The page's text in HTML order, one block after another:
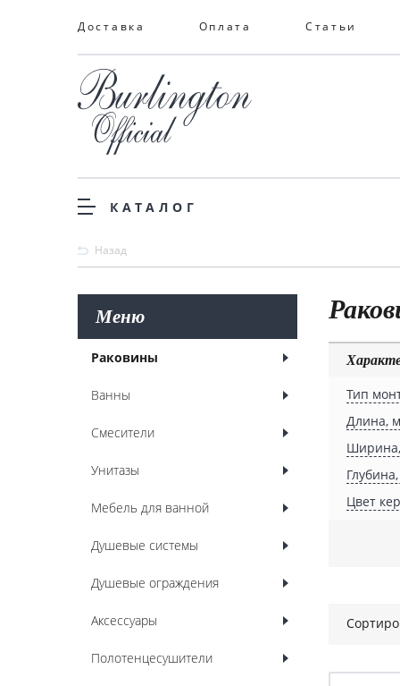
Доставка Оплата Статьи
КАТАЛОГ
Назад
Меню
Раковины
Ванны
Смесители
Унитазы
Мебель для ванной
Душевые системы
Душевые ограждения
Аксессуары
Полотенцесушители
Тип
Длина,
Цвет